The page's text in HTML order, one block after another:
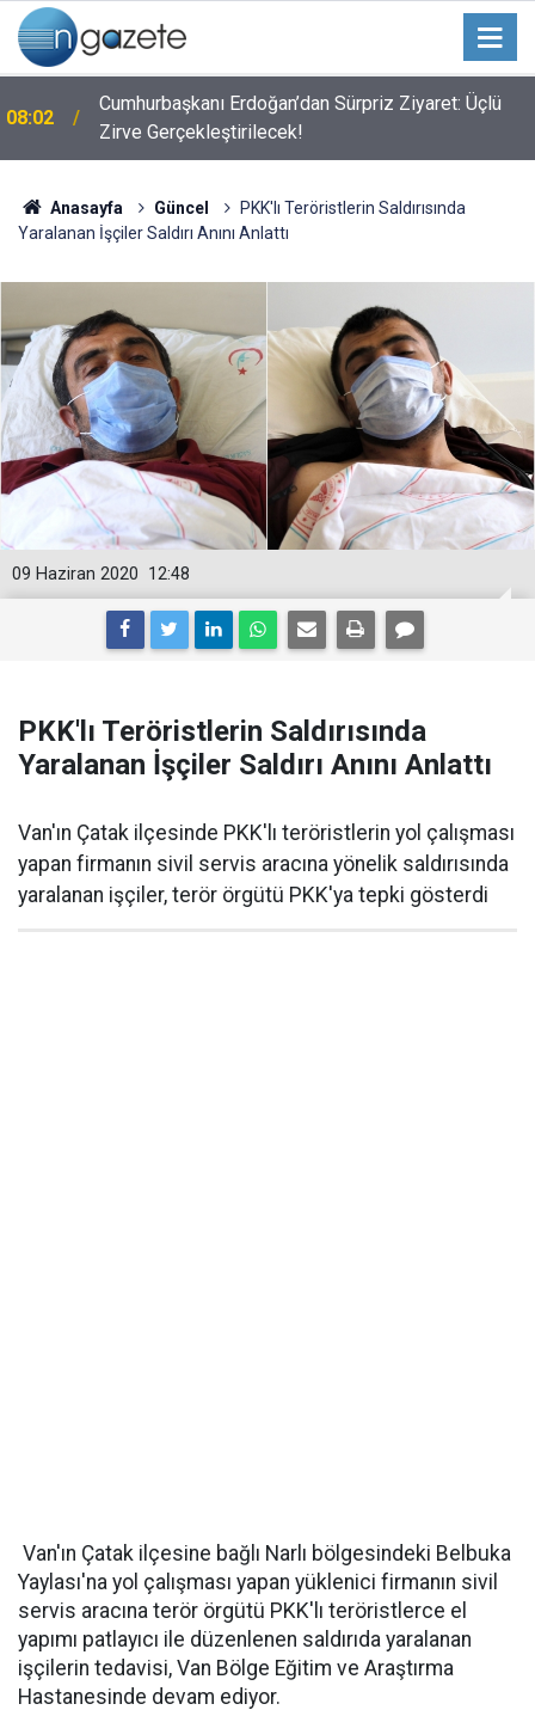
08:02
Cumhurbaşkanı Erdoğan’dan Sürpriz Ziyaret: Üçlü
Zirve Gerçekleştirilecek!
Anasayfa Güncel
PKK'lı Teröristlerin Saldırısında
Yaralanan İşçiler Saldırı Anını Anlattı
12:48
09 Haziran 2020
PKK'lı Teröristlerin Saldırısında
Yaralanan İşçiler Saldırı Anını Anlattı
Van'ın Çatak ilçesinde PKK'lı teröristlerin yol çalışması
yapan firmanın sivil servis aracına yönelik saldırısında
yaralanan işçiler, terör örgütü PKK'ya tepki gösterdi
Van'ın Çatak ilçesine bağlı Narlı bölgesindeki Belbuka
Yaylası'na yol çalışması yapan yüklenici firmanın sivil
servis aracına terör örgütü PKK'lı teröristlerce el
yapımı patlayıcı ile düzenlenen saldırıda yaralanan
işçilerin tedavisi, Van Bölge Eğitim ve Araştırma
Hastanesinde devam ediyor.